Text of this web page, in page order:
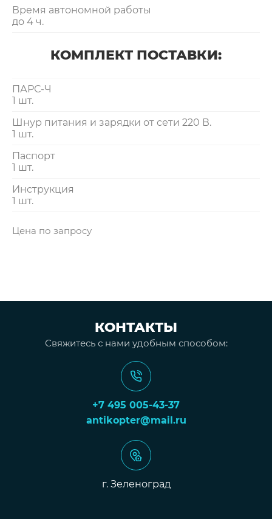
Время автономной работы
до 4 ч.
КОМПЛЕКТ ПОСТАВКИ:
ПАРС-Ч
1 шт.
Шнур питания и зарядки от сети 220 В.
1 шт.
Паспорт
1 шт.
Инструкция
1 шт.
Цена по запросу
КОНТАКТЫ
Свяжитесь с нами удобным способом:
+7 495 005-43-37
antikopter@mail.ru
г. Зеленоград